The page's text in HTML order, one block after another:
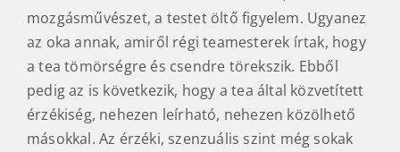
mozgásművészet, a testet öltő figyelem. Ugyanez
az oka annak, amiről régi teamesterek írtak, hogy
a tea tömörségre és csendre törekszik. Ebből
pedig az is következik, hogy a tea által közvetített
érzékiség, nehezen leírható, nehezen közölhető
másokkal. Az érzéki, szenzuális szint még sokak